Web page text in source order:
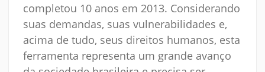
completou 10 anos em 2013. Considerando
suas demandas, suas vulnerabilidades e,
acima de tudo, seus direitos humanos, esta
ferramenta representa um grande avanço